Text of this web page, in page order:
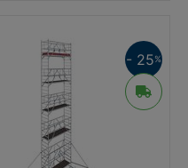
zatížení
Brzděná
jsou v
- 25%